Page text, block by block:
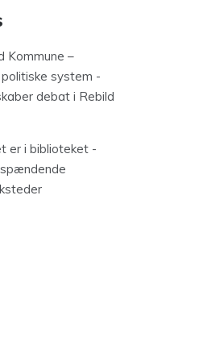
Kommune –
system -
debat i Rebild
er i biblioteket -